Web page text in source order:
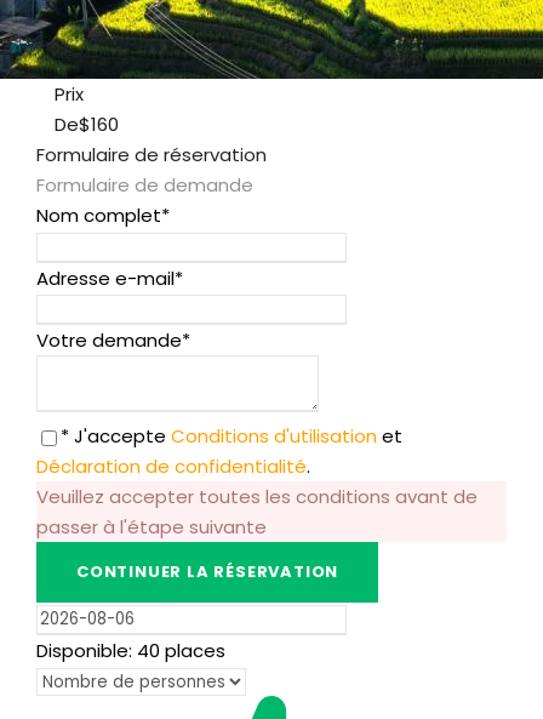
Prix
De$160
Formulaire de réservation
Formulaire de demande
Nom complet*
Adresse e-mail*
Votre demande*
* J'accepte Conditions d'utilisationet
Déclaration de confidentialité.
Veuillez accepter toutes les conditions avant de
passer à l'étape suivante
Disponible: 40 places